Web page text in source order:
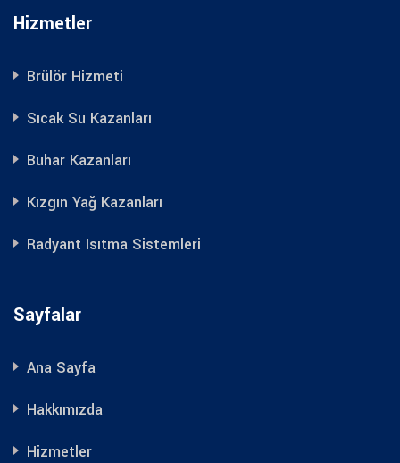
Hizmetler
Brülör Hizmeti
Sıcak Su Kazanları
Buhar Kazanları
Kızgın Yağ Kazanları
Radyant Isıtma Sistemleri
Sayfalar
Ana Sayfa
Hakkımızda
Hizmetler